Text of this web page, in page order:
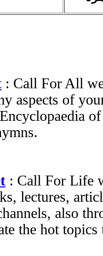
: Call For All
aspects of
: Call For Life
lectures,
also
the hot